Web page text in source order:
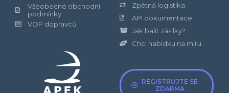
Všeobecné obchodní
podmínky
VOP dopravců
Zpětná logistika
API dokumentace
Jak balit zásilky?
Chci nabídku na míru
REGISTRUJTE SE
ZDARMA